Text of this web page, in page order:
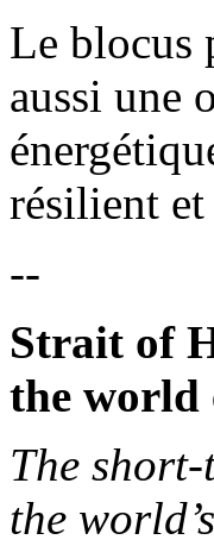
Le blocus
aussi une
résilient
--
Strait of
the world
The
the